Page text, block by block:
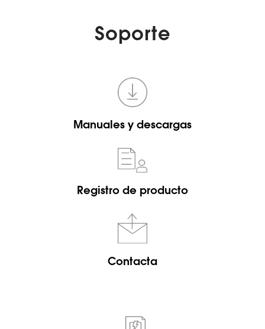
Soporte
Manuales y descargas
Registro de producto
Contacta